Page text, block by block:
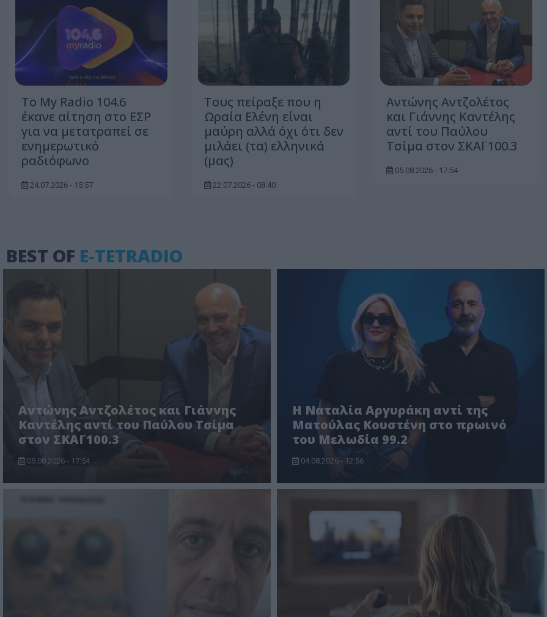
Το My Radio 104.6
έκανε αίτηση στο ΕΣΡ
για να μετατραπεί σε
ενημερωτικό
ραδιόφωνο
24.07.2026 - 15:57
Τους πείραξε που η
Ωραία Ελένη είναι
μαύρη αλλά όχι ότι δεν
μιλάει (τα) ελληνικά
(μας)
22.07.2026 - 08:40
Αντώνης Αντζολέτος
και Γιάννης Καντέλης
αντί του Παύλου
Τσίμα στον ΣΚΑΪ 100.3
05.08.2026 - 17:54
BEST OF E-TETRADIO
Αντώνης Αντζολέτος και Γιάννης
Καντέλης αντί του Παύλου Τσίμα
στον ΣΚΑΪ 100.3
05.08.2026 - 17:54
Η Ναταλία Αργυράκη αντί της
Ματούλας Κουστένη στο πρωινό
του Μελωδία 99.2
04.08.2026 - 12:56